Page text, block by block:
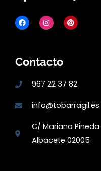
Contacto
967 22 37 82
info@tobarragil.es
C/ Mariana Pineda
Albacete 02005